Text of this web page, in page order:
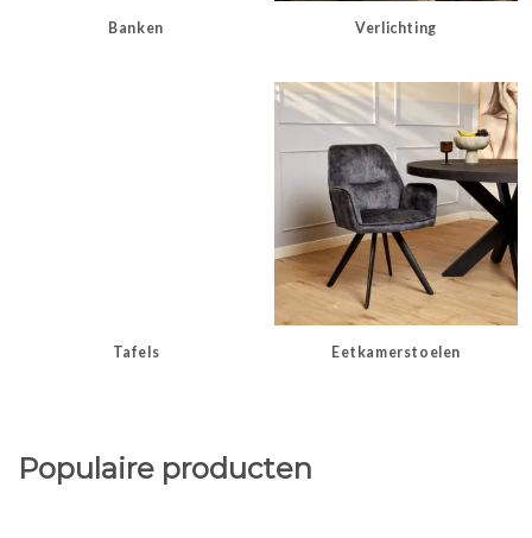
Banken Verlichting
Tafels Eetkamerstoelen
Populaire producten